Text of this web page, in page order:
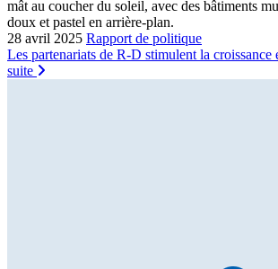
28 avril 2025 Rapport de politique
Les partenariats de R-D stimulent la croissance
suite